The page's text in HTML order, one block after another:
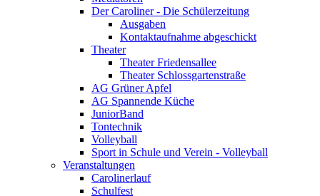
Der Caroliner - Die Schülerzeitung
Ausgaben
Kontaktaufnahme abgeschickt
Theater
Theater Friedensallee
Theater Schlossgartenstraße
AG Grüner Apfel
AG Spannende Küche
JuniorBand
Tontechnik
Volleyball
Sport in Schule und Verein - Volleyball
Veranstaltungen
Carolinerlauf
Schulfest